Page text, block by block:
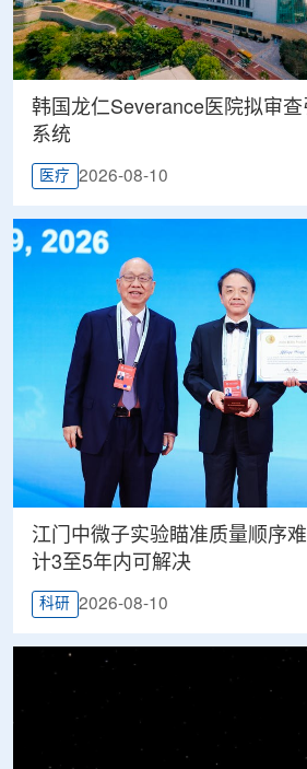
韩国龙仁Severance医院拟审
系统
医疗 2026-08-10
江门中微子实验瞄准质量顺序
计3至5年内可解决
科研 2026-08-10